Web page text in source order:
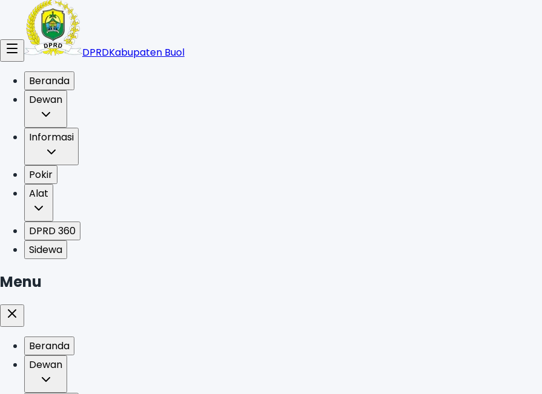
DPRDKabupaten Buol
Beranda
Dewan
Informasi
Pokir
Alat
DPRD 360
Sidewa
Menu
Beranda
Dewan